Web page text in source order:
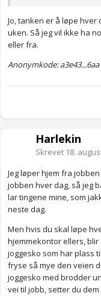
Jo, tanken er å løpe hver
uken. Så jeg vil ikke ha
eller fra.
Anonymkode: a3e43...6aa
Harlekin
Skrevet 18.
Jeg løper hjem fra
jobben hver dag, så jeg
lar tingene mine, som
neste dag.
Men hvis du skal løpe
hjemmekontor ellers,
joggesko som har plass
fryse så mye den veien
joggesko med brodder
vei til jobb, setter du